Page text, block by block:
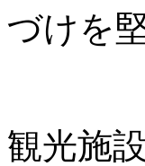
づけを
観光施